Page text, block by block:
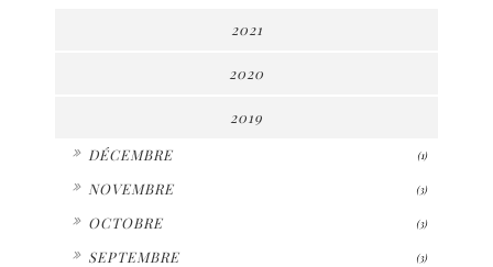
2021
2020
2019
DÉCEMBRE (1)
NOVEMBRE (3)
OCTOBRE (3)
SEPTEMBRE (3)